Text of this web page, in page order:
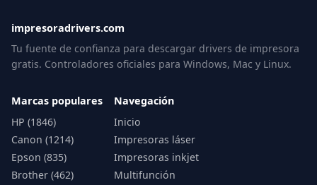
impresoradrivers.com
Tu fuente de confianza para descargar drivers de impresora
gratis. Controladores oficiales para Windows, Mac y Linux.
Marcas populares
HP (1846)
Canon (1214)
Epson (835)
Brother (462)
Navegación
Inicio
Impresoras láser
Impresoras inkjet
Multifunción